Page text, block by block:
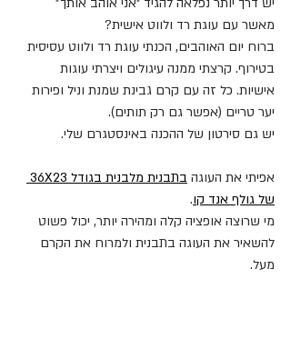
מאשר עם עוגת רד ולווט אישית?
ברוח יום האוהבים, הכנתי עוגת רד ולווט עסיסית
בטירוף. קרצתי ממנה עיגולים ויצרתי עוגות
אישיות. כל זה עם קרם גבינת שמנת וניל ופירות
יער טריים (אפשר גם רק תותים).
יש גם סירטון של ההכנה באינסטגרם שלי.
אפיתי את העוגה
של גולף אנד קו.
מי שרוצה אופציה קלה ומהירה יותר, יכול פשוט
להשאיר את העוגה בתבנית ולמרוח את הקרם
מעל.